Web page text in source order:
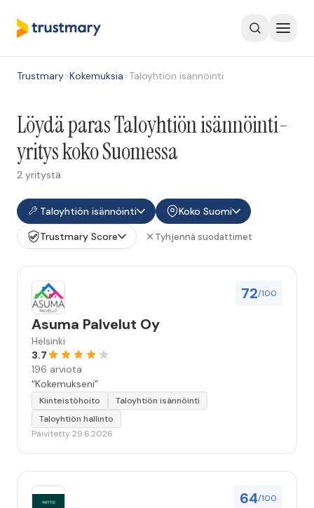
Trustmary>Kokemuksia>Taloyhtiön isännöinti
Löydä paras Taloyhtiön isännöinti-
yritys koko Suomessa
2 yritystä
Taloyhtiön isännöinti
Koko Suomi
Trustmary Score
Tyhjennä suodattimet
72/100
Asuma Palvelut Oy
Helsinki
3.7
196 arviota
“Kokemukseni”
Kiinteistöhoito
Taloyhtiön isännöinti
Taloyhtiön hallinto
Päivitetty 29.6.2026
64/100